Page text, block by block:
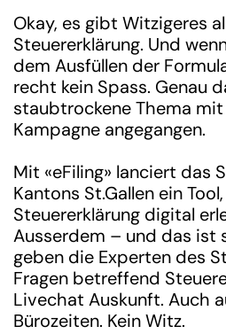
Okay, es gibt Witzigeres
Steuererklärung. Und
dem Ausfüllen der
recht kein Spass. Genau
staubtrockene Thema
Kampagne angegangen.
Mit «eFiling» lanciert das
Kantons St.Gallen ein
Steuererklärung digital
Ausserdem – und das ist
geben die Experten des
Fragen betreffend
Livechat Auskunft. Auch
Bürozeiten. Kein Witz.